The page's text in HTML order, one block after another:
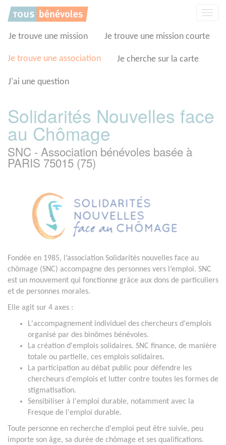
Je trouve une mission Je trouve une mission courte
Je trouve une association Je cherche sur la carte
J'ai une question
Solidarités Nouvelles face
au Chômage
SNC - Association bénévoles basée à
PARIS 75015 (75)
Fondée en 1985, l’association Solidarités nouvelles face au
chômage (SNC) accompagne des personnes vers l’emploi. SNC
est un mouvement qui fonctionne grâce aux dons de particuliers
et de personnes morales.
Elle agit sur 4 axes :
L'accompagnement individuel des chercheurs d'emplois
organisé par des binômes bénévoles.
La création d'emplois solidaires. SNC finance, de manière
totale ou partielle, ces emplois solidaires.
La participation au débat public pour défendre les
chercheurs d'emplois et lutter contre toutes les formes de
stigmatisation.
Sensibiliser à l'emploi durable, notamment avec la
Fresque de l'emploi durable.
Toute personne en recherche d'emploi peut être suivie, peu
importe son âge, sa durée de chômage et ses qualifications.
Panneau de gestion des cookies